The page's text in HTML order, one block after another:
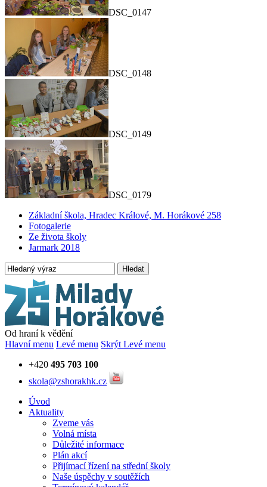
DSC_0147
DSC_0148
DSC_0149
DSC_0179
Základní škola, Hradec Králové, M. Horákové 258
Fotogalerie
Ze života školy
Jarmark 2018
Hledat
Od hraní k vědění
Hlavní menu Levé menu Skrýt Levé menu
+420 495 703 100
skola@zshorakhk.cz
Úvod
Aktuality
Zveme vás
Volná místa
Důležité informace
Plán akcí
Přijímací řízení na střední školy
Naše úspěchy v soutěžích